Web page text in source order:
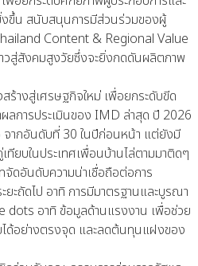
งขึ้น สนับสนุนการมีส่วนร่วมของผู้
Content & Regional Value
วสู่สังคมสูงวัยซึ่งจะยิ่งกดดันผลิตภาพ
างสู่เศรษฐกิจใหม่ เพื่อยกระดับขีด
ลการประเมินของ IMD ล่าสุด ปี 2026
ากอันดับที่ 30 ในปีก่อนหน้า แต่ยังมี
ยบในประเทศเพื่อนบ้านไล่ตามมาติดๆ
ดอันดับความน่าเชื่อถือต่อการ
ะถัดไป อาทิ การมีมาตรฐานและบูรณา
dots อาทิ ข้อมูลด้านแรงงาน เพื่อช่วย
ด้อย่างตรงจุด และลดต้นทุนแฝงของ